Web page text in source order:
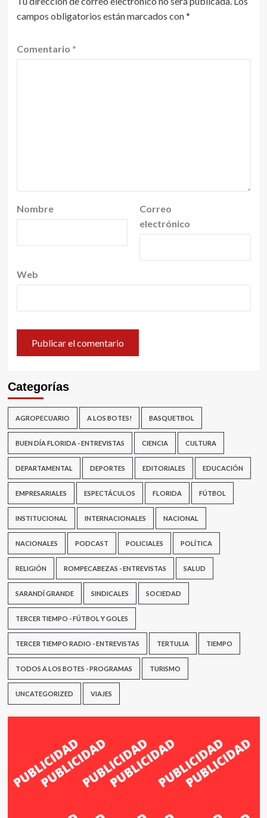
campos obligatorios están marcados con*
Comentario *
Nombre
Correo
electrónico
Web
Categorías
AGROPECUARIO A LOS BOTES! BASQUETBOL
BUEN DÍA FLORIDA - ENTREVISTAS CIENCIA CULTURA
DEPARTAMENTAL DEPORTES EDITORIALES EDUCACIÓN
EMPRESARIALES ESPECTÁCULOS FLORIDA FÚTBOL
INSTITUCIONAL INTERNACIONALES NACIONAL
NACIONALES PODCAST POLICIALES POLÍTICA
RELIGIÓN ROMPECABEZAS - ENTREVISTAS SALUD
SARANDÍ GRANDE SINDICALES SOCIEDAD
TERCER TIEMPO - FÚTBOL Y GOLES
TERCER TIEMPO RADIO - ENTREVISTAS TERTULIA TIEMPO
TODOS A LOS BOTES - PROGRAMAS TURISMO
UNCATEGORIZED VIAJES